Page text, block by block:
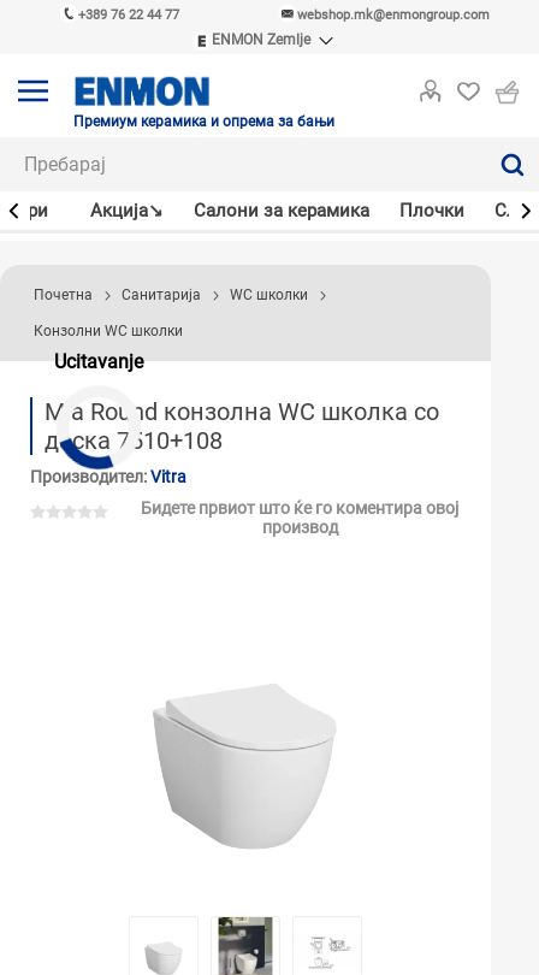
+389 76 22 44 77 webshop.mk@enmongroup.com
ENMON Zemlje
ENMON MKD
Премиум керамика и опрема за бањи
Акцијa↘ Салони за керамика Плочки
Ucitavanje
Почетна Санитарија WC школки
Конзолни WC школки
Mia Round конзолна WC школка со
даска 7510+108
Производител:Vitra
Бидете првиот што ќе го коментира овој
производ